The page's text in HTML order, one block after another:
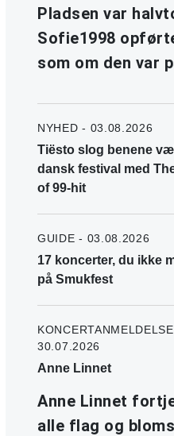
Pladsen var
Sofie1998
som om den var
NYHED - 03.08.2026
Tiësto slog benene
dansk festival med
of 99-hit
GUIDE - 03.08.2026
17 koncerter, du ikke
på Smukfest
30.07.2026
Anne Linnet
Anne Linnet
alle flag og